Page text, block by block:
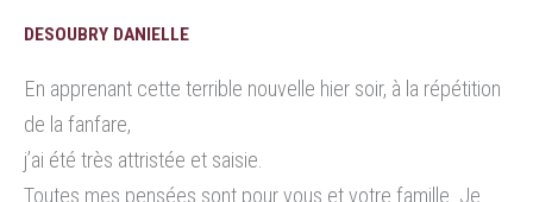
DESOUBRY DANIELLE
En apprenant cette terrible nouvelle hier soir, à la répétition
de la fanfare,
j’ai été très attristée et saisie.
Toutes mes pensées sont pour vous et votre famille. Je